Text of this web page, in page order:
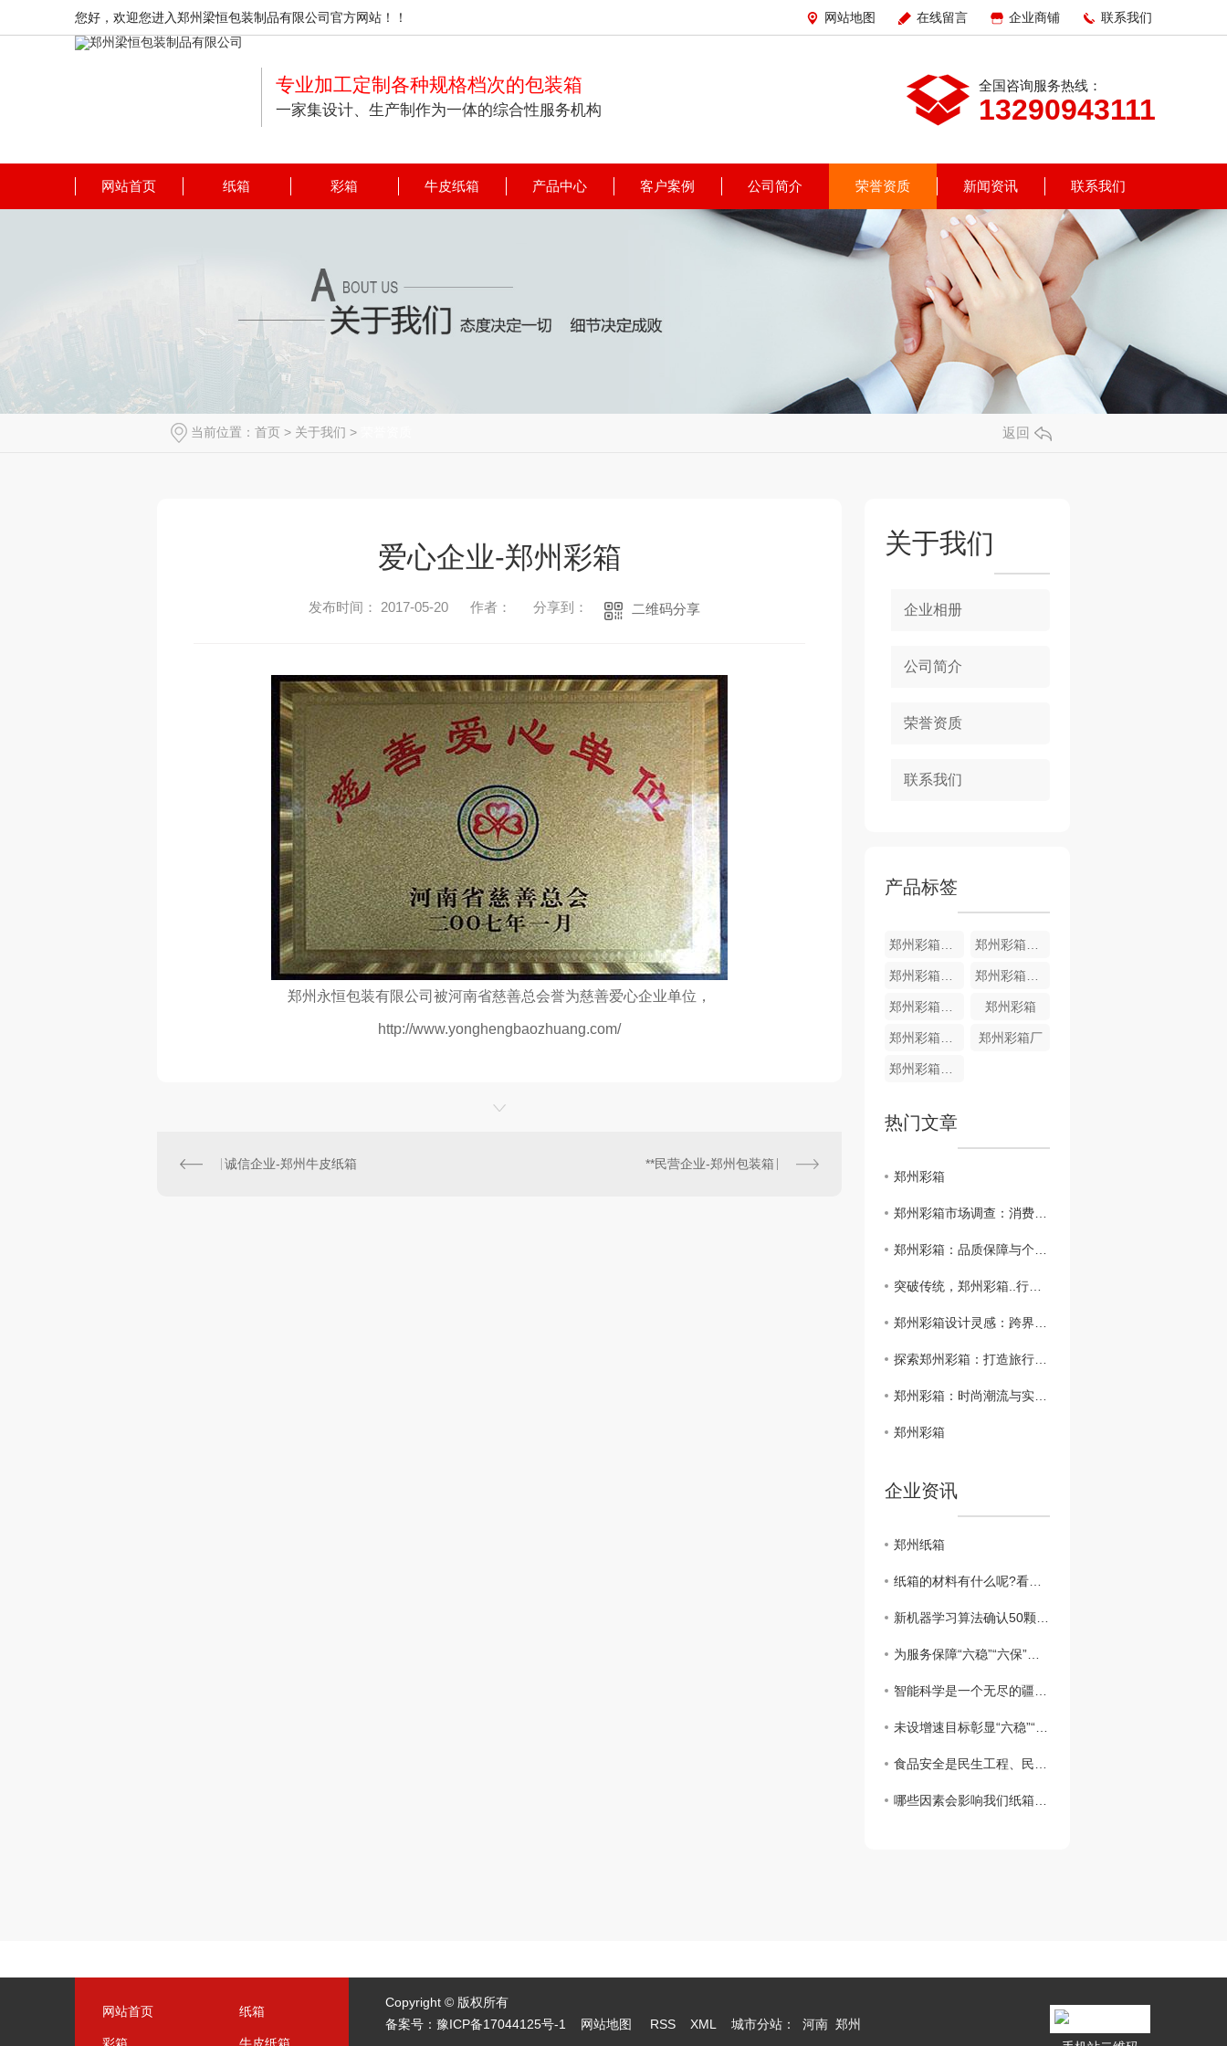
您好，欢迎您进入郑州梁恒包装制品有限公司官方网站！！ 网站地图 在线留言 企业商铺 联系我们
专业加工定制各种规格档次的包装箱
一家集设计、生产制作为一体的综合性服务机构
全国咨询服务热线：
13290943111
网站首页 纸箱 彩箱 牛皮纸箱 产品中心 客户案例 公司简介 荣誉资质 新闻资讯 联系我们
当前位置： 首页 > 关于我们 > 返回
爱心企业-郑州彩箱
发布时间： 2017-05-20 作者： 分享到： 二维码分享
郑州永恒包装有限公司被河南省慈善总会誉为慈善爱心企业单位 ，
http://www.yonghengbaozhuang.com/
诚信企业-郑州牛皮纸箱 **民营企业-郑州包装箱
关于我们
企业相册
公司简介
荣誉资质
联系我们
产品标签
郑州彩箱批发 郑州彩箱的定制规格
郑州彩箱价格 郑州彩箱哪家好
郑州彩箱水果纸箱 郑州彩箱
郑州彩箱定制 郑州彩箱厂
郑州彩箱厂家
热门文章
郑州彩箱
郑州彩箱市场调查：消费者心中的..旅行伴侣
郑州彩箱：品质保障与个性定制的结合
突破传统，郑州彩箱..行李箱设计新潮流
郑州彩箱设计灵感：跨界艺术与功能之美
探索郑州彩箱：打造旅行新风尚
郑州彩箱：时尚潮流与实用结合的..选择
郑州彩箱
企业资讯
郑州纸箱
纸箱的材料有什么呢?看完你就明白了
新机器学习算法确认50颗系外行星
为服务保障“六稳”“六保”夯实司法根基
智能科学是一个无尽的疆域，人类智能是亿万年进化的产物
未设增速目标彰显“六稳”“六保”坚定决心
食品安全是民生工程、民心工程，也是重大的政治问题、经济问题和公共安全问题
哪些因素会影响我们纸箱礼品盒的制作呢？
网站首页 纸箱
Copyright © 版权所有
备案号： 豫ICP备17044125号-1 网站地图 RSS XML 城市分站 ： 河南 郑州